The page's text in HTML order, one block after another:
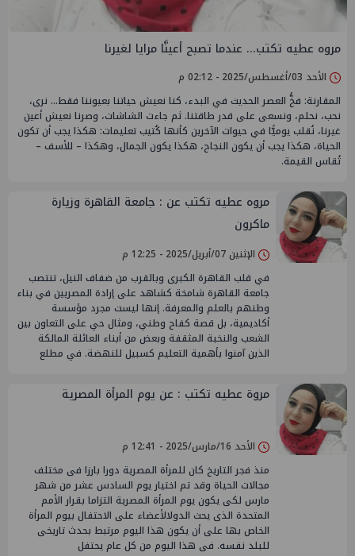
مروه عطيه تكتب... عندما تصبح أعينَّا مرايا لغيرنا
الأحد 03/أغسطس/2025 - 02:12 م
المقارنة: فخُّ العصر الحديث في البدء، كنا نعيش حياتنا بعيوننا فقط... نرى،
نحب، نحلم، ونسعى على قدر طاقتنا. ثم جاءت الشاشات، وصرنا نعيش أعين
غيرنا، نُقلب يوميًّا في حيوات الآخرين كأنها كُتيب تعليمات: هكذا يجب أن تكون
الحياة، هكذا يجب أن يكون النجاح، هكذا يكون الجمال، وهكذا – للأسف –
تُقاس القيمة.
مروه عطيه تكتب عن : جامعة القاهرة وزيارة
ماكرون
الإثنين 07/أبريل/2025 - 12:25 م
في قلب القاهرة الكبرى وبالقرب من ضفاف النيل، تنتصب
جامعة القاهرة شامخة كشاهد على إرادة المصريين في بناء
وطنهم بالعلم والمعرفة. إنها ليست مجرد مؤسسة
أكاديمية، بل قصة كفاح وطني، ومثال حي على التعاون بين
الشعب والنخبة المثقفة وبعض من أبناء العائلة المالكة
الذين آمنوا بأهمية التعليم كسبيل للنهضة. في مطلع
مروة عطيه تكتب : عن يوم المرأة المصرية
الأحد 16/مارس/2025 - 12:41 م
منذ فجر التاريخ كان للمرأة المصرية دورا بارزا فى مختلف
مجالات الحياة وقد تم اختيار يوم السادس عشر من شهر
مارس لكى يكون يوم المرأة المصرية التزاما بقرار الأمم
المتحدة الذى يحث الدولالأعضاء على الاحتفال بيوم المرأة
الخاص بها على أن يكون هذا اليوم مرتبط بحدث تاريخى
للبلد نفسه. فى هذا اليوم من كل عام يحتفل